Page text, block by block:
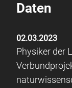
Daten
02.03.2023
Physiker der